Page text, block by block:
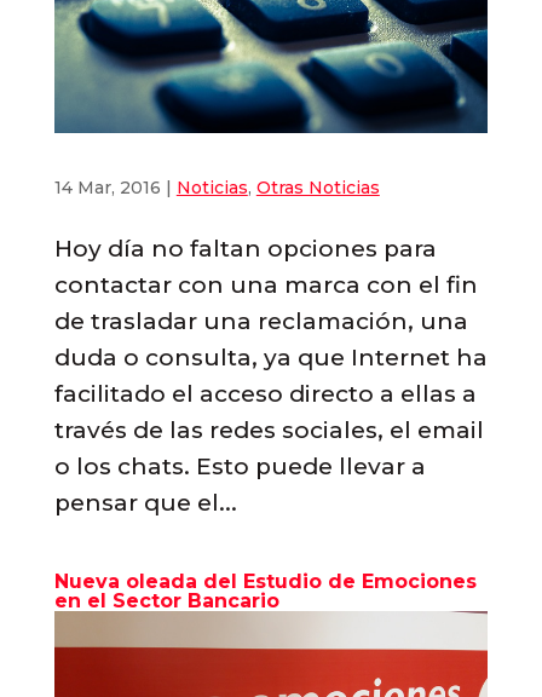
14 Mar, 2016 | Noticias, Otras Noticias
Hoy día no faltan opciones para
contactar con una marca con el fin
de trasladar una reclamación, una
duda o consulta, ya que Internet ha
facilitado el acceso directo a ellas a
través de las redes sociales, el email
o los chats. Esto puede llevar a
pensar que el...
Nueva oleada del Estudio de Emociones
en el Sector Bancario